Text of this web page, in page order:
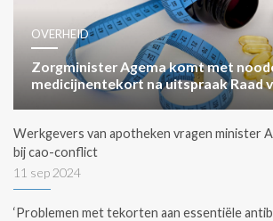
OVERHEID
Zorgminister Agema komt met
medicijnentekort na uitspraak Raad
Werkgevers van apotheken vragen minister
bij cao-conflict
11 sep 2024
‘Problemen met tekorten aan essentiële